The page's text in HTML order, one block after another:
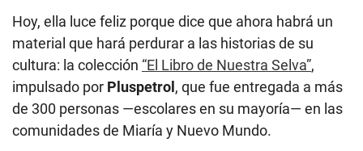
Hoy, ella luce feliz porque dice que ahora habrá un
material que hará perdurar a las historias de su
cultura: la colección “El Libro de Nuestra Selva”,
impulsado por Pluspetrol , que fue entregada a más
de 300 personas —escolares en su mayoría— en las
comunidades de Miaría y Nuevo Mundo.